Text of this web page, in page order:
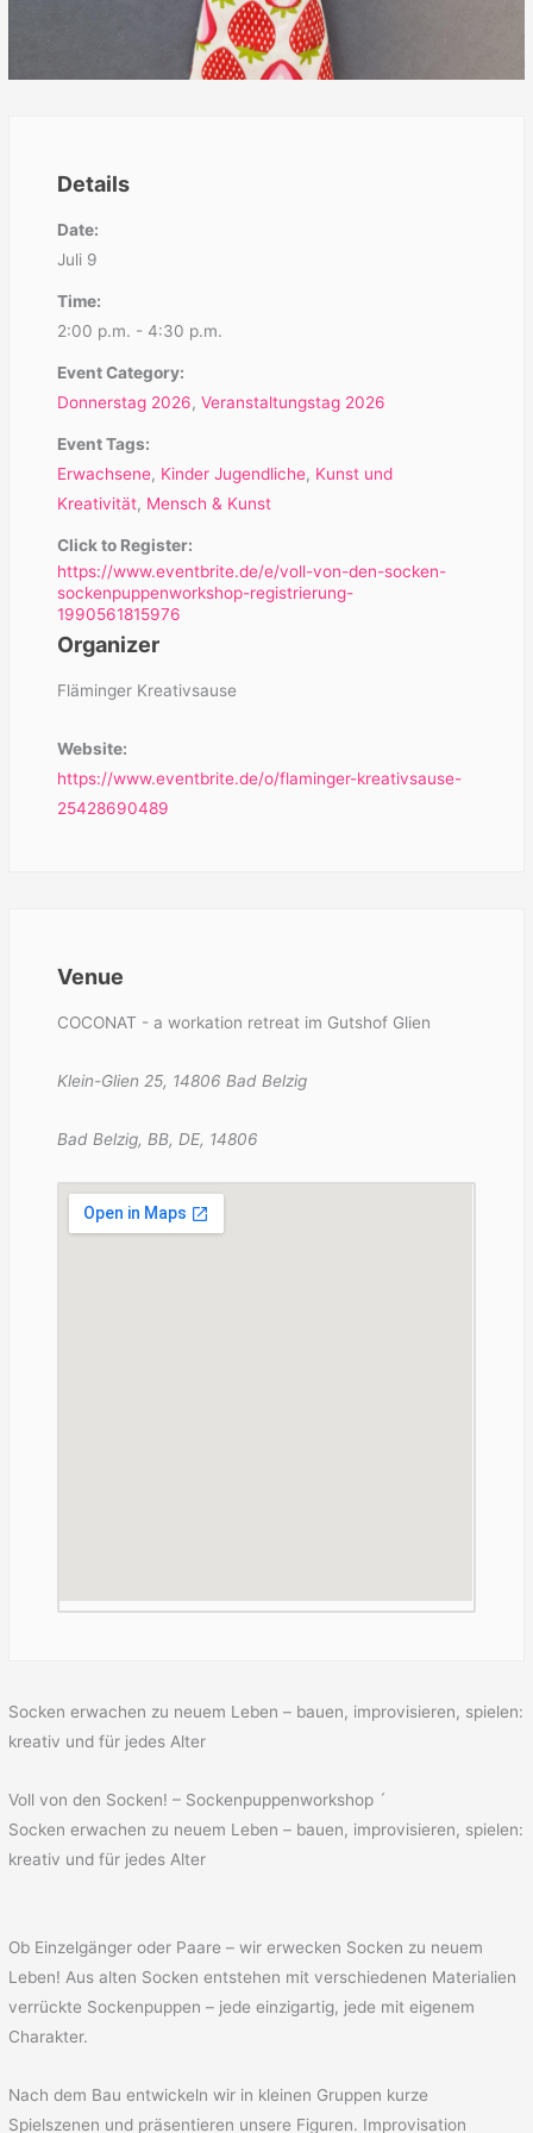
Details
Date:
Juli 9
Time:
2:00 p.m. - 4:30 p.m.
Event Category:
Donnerstag 2026,Veranstaltungstag 2026
Event Tags:
Erwachsene, Kinder Jugendliche, Kunst und
Kreativität, Mensch & Kunst
Click to Register:
https://www.eventbrite.de/e/voll-von-den-socken-
sockenpuppenworkshop-registrierung-
1990561815976
Organizer
Fläminger Kreativsause
Website:
https://www.eventbrite.de/o/flaminger-kreativsause-
25428690489
Venue
COCONAT - a workation retreat im Gutshof Glien
Klein-Glien 25, 14806 Bad Belzig
Bad Belzig, BB, DE, 14806
Socken erwachen zu neuem Leben – bauen, improvisieren, spielen:
kreativ und für jedes Alter
Voll von den Socken! – Sockenpuppenworkshop ´
Socken erwachen zu neuem Leben – bauen, improvisieren, spielen:
kreativ und für jedes Alter
Ob Einzelgänger oder Paare – wir erwecken Socken zu neuem
Leben! Aus alten Socken entstehen mit verschiedenen Materialien
verrückte Sockenpuppen – jede einzigartig, jede mit eigenem
Charakter.
Nach dem Bau entwickeln wir in kleinen Gruppen kurze
Spielszenen und präsentieren unsere Figuren. Improvisation